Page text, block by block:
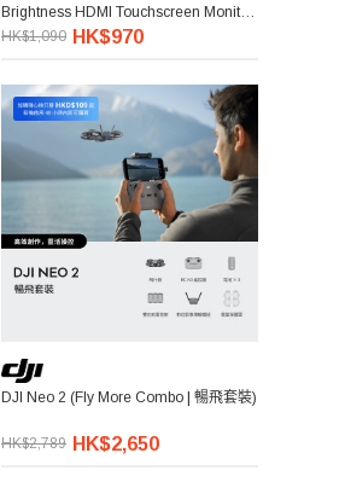
Brightness HDMI Touchscreen Monitor
觸控全高清攝錄監視器
HK$1,090 HK$970
DJI Neo 2 (Fly More Combo | 暢飛套裝)
HK$2,789 HK$2,650